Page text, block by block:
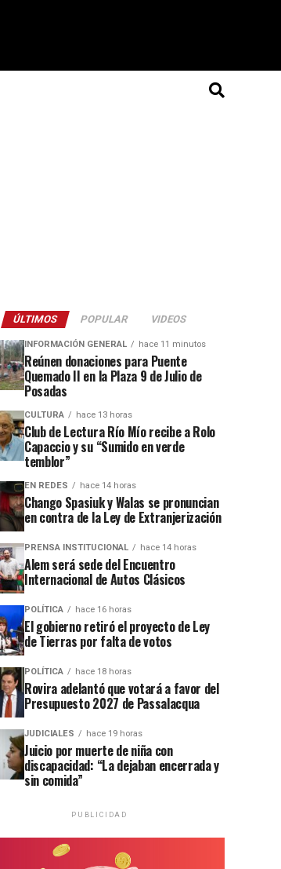
ÚLTIMOS POPULAR VIDEOS
INFORMACIÓN GENERAL hace 11 minutos
Reúnen donaciones para Puente
Quemado II en la Plaza 9 de Julio de
Posadas
CULTURA hace 13 horas
Club de Lectura Río Mío recibe a Rolo
Capaccio y su “Sumido en verde
temblor”
EN REDES hace 14 horas
Chango Spasiuk y Walas se pronuncian
en contra de la Ley de Extranjerización
PRENSA INSTITUCIONAL hace 14 horas
Alem será sede del Encuentro
Internacional de Autos Clásicos
POLÍTICA hace 16 horas
El gobierno retiró el proyecto de Ley
de Tierras por falta de votos
POLÍTICA hace 18 horas
Rovira adelantó que votará a favor del
Presupuesto 2027 de Passalacqua
JUDICIALES hace 19 horas
Juicio por muerte de niña con
discapacidad: “La dejaban encerrada y
sin comida”
PUBLICIDAD